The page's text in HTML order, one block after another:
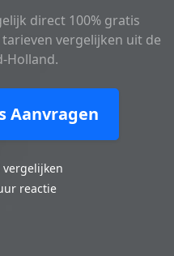
direct 100% gratis
vergelijken uit de
Holland.
Aanvragen
reactie